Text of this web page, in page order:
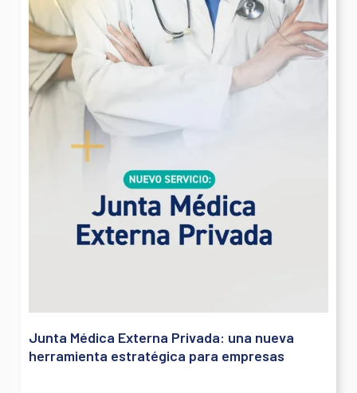
Junta Médica Externa Privada: una nueva
herramienta estratégica para empresas